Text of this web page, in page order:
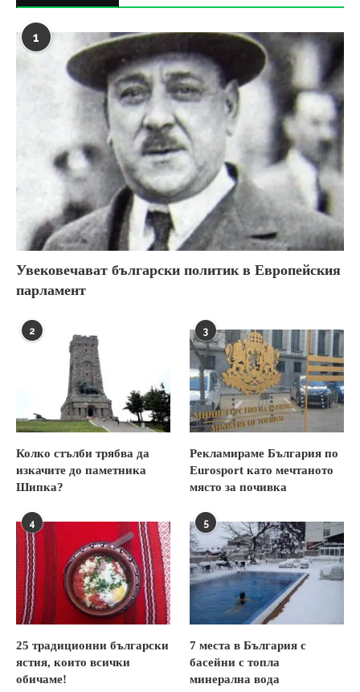
1
Увековечават български политик в Европейския
парламент
2
Колко стълби трябва да
изкачите до паметника
Шипка?
3
Рекламираме България по
Eurosport като мечтаното
място за почивка
4
25 традиционни български
ястия, които всички
обичаме!
5
7 места в България с
басейни с топла
минерална вода